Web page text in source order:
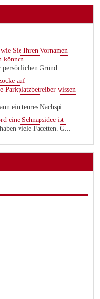
Sie Ihren Vornamen
können
Gründ...
auf
Parkplatzbetreiber wissen
ein teures Nachspi...
eine Schnapsidee ist
viele Facetten. G...